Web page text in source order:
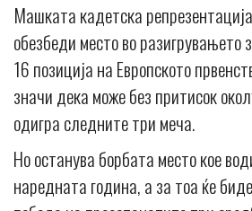
Машката кадетска
обезбеди место во
16 позиција на Европското
значи дека може без притисок
одигра следните три меча.
Но останува борбата место кое
наредната година, а за тоа ќе